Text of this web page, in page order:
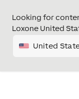
Looking for
Loxone United
United